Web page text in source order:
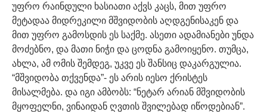
უფრო რაინდული ხასიათი აქვს კაცს, მით უფრო
მეტადაა მიდრეკილი მშვიდობის აღდგენისაკენ და
მით უფრო გამოსდის ეს საქმე. ასეთი ადამიანები უნდა
მოძებნო, და მათი ნიჭი და ცოდნა გამოიყენო. თუმცა,
ახლა, ამ ომის შემდეგ, უკვე ეს შანსიც დაკარგულია.
“მშვიდობა თქვენდა”- ეს არის იესო ქრისტეს
მისალმება. და იგი ამბობს: “ნეტარ არიან მშვიდობის
მყოფელნი, ვინაიდან ღვთის შვილებად იწოდებიან”.